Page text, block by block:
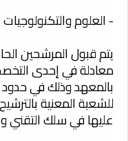
- العلوم والتكنولوجيات
يتم قبول المرشحين
معادلة في إحدى
للشعبة المعنية
عليها في سلك التقني